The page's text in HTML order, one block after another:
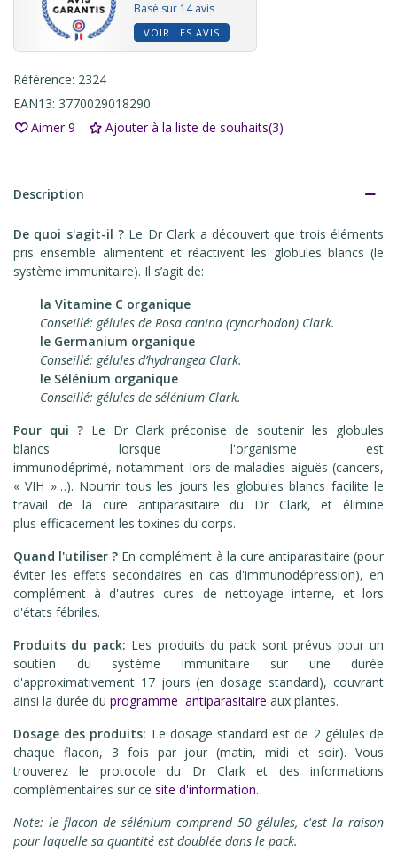
Basé sur 14 avis
VOIR LES AVIS
Référence: 2324
EAN13: 3770029018290
Aimer 9 Ajouter à la liste de souhaits(3)
Description
De quoi s'agit-il ? Le Dr Clark a découvert que trois éléments
pris ensemble alimentent et réactivent les globules blancs (le
système immunitaire). Il s’agit de:
la Vitamine C organique
Conseillé: gélules de Rosa canina (cynorhodon) Clark.
le Germanium organique
Conseillé: gélules d’hydrangea Clark.
le Sélénium organique
Conseillé: gélules de sélénium Clark.
Pour qui ? Le Dr Clark préconise de soutenir les globules
blancs lorsque l'organisme est
immunodéprimé,notamment lors de maladies aiguës (cancers,
« VIH »…). Nourrir tous les jours les globules blancs facilite le
travail de la cure antiparasitaire du Dr Clark, et élimine
plus efficacement les toxines du corps.
Quand l'utiliser ? En complément à la cure antiparasitaire (pour
éviter les effets secondaires en cas d'immunodépression), en
complément à d'autres cures de nettoyage interne, et lors
d'états fébriles.
Produits du pack: Les produits du pack sont prévus pour un
soutien du système immunitaire sur une durée
d'approximativement 17 jours (en dosage standard), couvrant
ainsi la durée du programme antiparasitaire aux plantes.
Dosage des produits: Le dosage standard est de 2 gélules de
chaque flacon, 3 fois par jour (matin, midi et soir). Vous
trouverez le protocole du Dr Clark et des informations
complémentaires sur ce site d'information.
Note: le flacon de sélénium comprend 50 gélules, c'est la raison
pour laquelle sa quantité est doublée dans le pack.